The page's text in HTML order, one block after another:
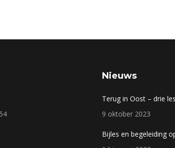
Nieuws
Terug in Oost – drie
9 oktober 2023
Bijles en begeleiding